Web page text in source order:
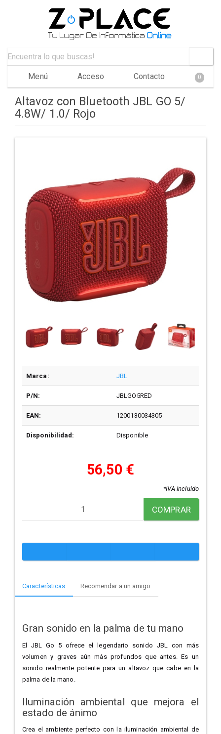
Menú Acceso Contacto 0
Altavoz con Bluetooth JBL GO 5/
4.8W/ 1.0/ Rojo
Marca: JBL
P/N: JBLGO5RED
EAN: 1200130034305
Disponibilidad: Disponible
56,50 €
*IVA Incluido
COMPRAR
Características Recomendar a un amigo
Gran sonido en la palma de tu mano
El JBL Go 5 ofrece el legendario sonido JBL con más
volumen y graves aún más profundos que antes. Es un
sonido realmente potente para un altavoz que cabe en la
palma de la mano.
Iluminación ambiental que mejora el
estado de ánimo
Crea el ambiente perfecto con la iluminación ambiental de